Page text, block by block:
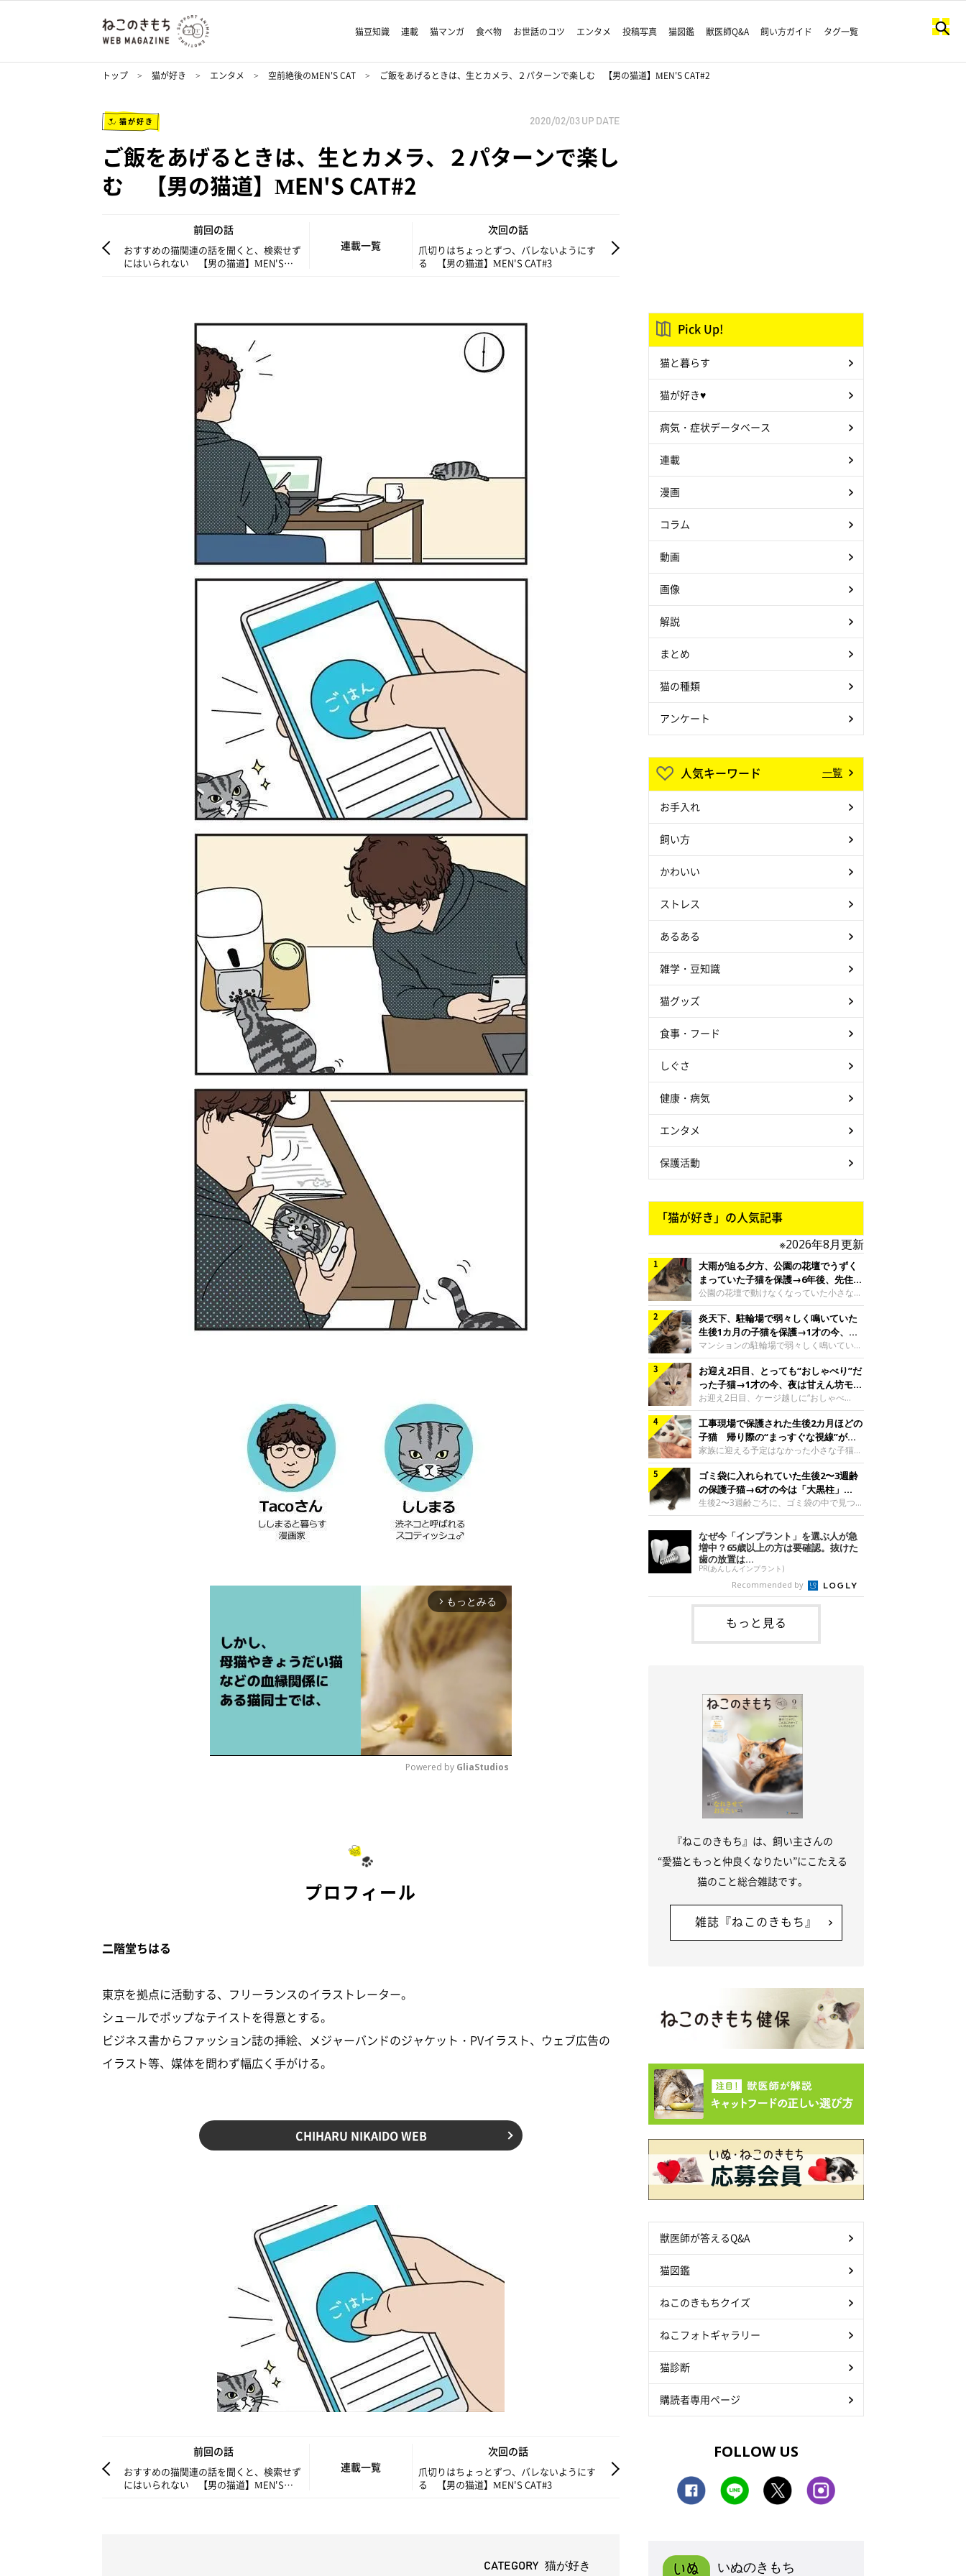
猫豆知識 連載 猫マンガ 食べ物 お世話のコツ エンタメ 投稿写真 猫図鑑 獣医師Q&A 飼い方ガイド タグ一覧
トップ 猫が好き エンタメ 空前絶後のMEN'S CAT ご飯をあげるときは、生とカメラ、２パターンで楽しむ 【男の猫道】MEN'S CAT#2
猫が好き 2020/02/03 UP DATE
ご飯をあげるときは、生とカメラ、２パターンで楽し
む 【男の猫道】MEN'S CAT#2
前回の話
おすすめの猫関連の話を聞くと、検索せず
にはいられない 【男の猫道】MEN'S
連載一覧
次回の話
爪切りはちょっとずつ、バレないようにす
る 【男の猫道】MEN'S CAT#3
arrow_forward_ios もっとみる
Powered by GliaStudios
プロフィール
二階堂ちはる
東京を拠点に活動する、フリーランスのイラストレーター。
シュールでポップなテイストを得意とする。
ビジネス書からファッション誌の挿絵、メジャーバンドのジャケット・PVイラスト、ウェブ広告の
イラスト等、媒体を問わず幅広く手がける。
CHIHARU NIKAIDO WEB
前回の話
おすすめの猫関連の話を聞くと、検索せず
にはいられない 【男の猫道】MEN'S
連載一覧
次回の話
爪切りはちょっとずつ、バレないようにす
る 【男の猫道】MEN'S CAT#3
CATEGORY 猫が好き
Pick Up!
猫と暮らす
猫が好き♥
病気・症状データベース
連載
漫画
コラム
動画
画像
解説
まとめ
猫の種類
アンケート
人気キーワード 一覧
お手入れ
飼い方
かわいい
ストレス
あるある
雑学・豆知識
猫グッズ
食事・フード
しぐさ
健康・病気
エンタメ
保護活動
「猫が好き」の人気記事
※2026年8月更新
大雨が迫る夕方、公園の花壇でうずく
まっていた子猫を保護→6年後、先住猫
と“姉妹”のような関係に
公園の花壇で動けなくなっていた小さな子
猫。家族に迎えられてから6年、先住猫と
の間には深い絆が育まれていました。保護
当時のティダちゃん。
@muumuu62197189紹介するのは、
X（旧Twitter）ユーザー
@muumuu62197189さんの愛猫・ティダ
ちゃん（取材時6才）の成長記録です。こ
ちらは、生後3カ月ごろのティダちゃん。
飼い主さんが出会ったのは、夜から大雨に
なると予報されていた日の夕方でした。花
壇で動けずにいた子猫保護したばかりのテ
ィダちゃん。@muumuu62197189飼い主
さんは、公園の
炎天下、駐輪場で弱々しく鳴いていた
生後1カ月の子猫を保護→1才の今、筋
肉質でツンデレなコに成長
マンションの駐輪場で弱々しく鳴いてい
た、生後1カ月ほどの子猫。家族に迎えら
れてから1年、体も行動も大きく成長しま
した。炎天下の駐輪場で鳴いていた小さな
子猫保護当時のモモちゃん。@Kingponzu
紹介するのは、X（旧Twitter）ユーザー
@Kingponzuさんの愛猫・モモちゃん（取
材時1才）の成長記録です。こちらは、モ
モちゃんが生後1カ月ごろに撮影された一
枚。飼い主さんの自宅マンションの駐輪場
で鳴いていたところを保護された当時の姿
です。子猫時代のモモちゃん。
@Kingponzuその日は気温が35℃を
お迎え2日目、とっても“おしゃべり”だ
った子猫→1才の今、夜は甘えん坊モー
ドになるコに成長！
お迎え2日目、ケージ越しに“おしゃべ
り”する姿を見せていた子猫。1才になった
今も見せる愛らしい姿にキュンとします。
お迎え2日目、ケージ越しに何かを伝える
ももちゃん“おしゃべり”なももちゃん。
@poocoonyan紹介するのは、Instagram
ユーザー@poocoonyanさんの愛猫・もも
ちゃん（取材時1才／マンチカン）です。
こちらの動画は、ももちゃんが生後2カ月
を過ぎたころ、お迎え2日目に撮影された
ため、当時はケージの中で過ごしていまし
た。鳴いてアピールするももち
工事現場で保護された生後2カ月ほどの
子猫 帰り際の“まっすぐな視線”が忘
れられず、家族の一員に
家族に迎える予定はなかった小さな子猫。
帰り際に見せた姿が、飼い主さんの心に残
りました。保護当時の夏目ちゃん。
@shibainu_rintaro紹介するのは、
Instagramユーザー@shibainu_rintaroさ
んの愛猫・夏目（なつめ）ちゃん（取材時
3才）。工事現場で親猫とはぐれたとみら
れ、保護された当時は生後2カ月ほどだっ
たといいます。新しい飼い主を探すつもり
が……保護されてケージに入っている夏目
ちゃん。@shibainu_rintaro夏目ちゃんを
保護したのは、以前、飼い主さんの愛猫・
ちくわく
ゴミ袋に入れられていた生後2〜3週齢
の保護子猫→6才の今は「大黒柱」
に！ 美しい黒猫に成長した姿にグッ
とくる
生後2〜3週齢ごろに、ゴミ袋の中で見つか
った小さな命。ミルクから育てられたその
子猫は今、家族に欠かせない存在へと成長
しました。ゴミ袋の中で見つかった、ミニ
モグラのような子猫よちよち歩きをしてい
たころの、生後2〜3週齢ごろのドンちゃ
ん。@doddou_1今回紹介するのは、
X（旧Twitter）ユーザー@doddou_1さん
の愛猫・ドンちゃん（取材時、推定6才／
本名：ドミトリー・ドンスコイ）。ドンち
ゃんは、保護猫でした。ドンちゃんが見つ
かったのは、飼い主さんの姉の勤め先の敷
なぜ今「インプラント」を選ぶ人が急
増中？65歳以上の方は要確認。抜けた
歯の放置は...
PR(あんしんインプラント)
Recommended by
もっと見る
『ねこのきもち』は、飼い主さんの
“愛猫ともっと仲良くなりたい”にこたえる
猫のこと総合雑誌です。
雑誌『ねこのきもち』
獣医師が答えるQ&A
猫図鑑
ねこのきもちクイズ
ねこフォトギャラリー
猫診断
購読者専用ページ
FOLLOW US
いぬのきもち